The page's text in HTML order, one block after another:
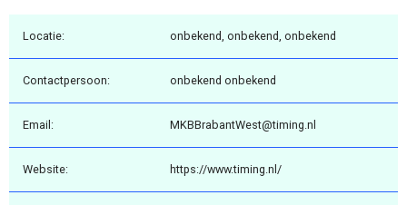
Locatie: onbekend, onbekend, onbekend
Contactpersoon: onbekend onbekend
Email: MKBBrabantWest@timing.nl
Website: https://www.timing.nl/